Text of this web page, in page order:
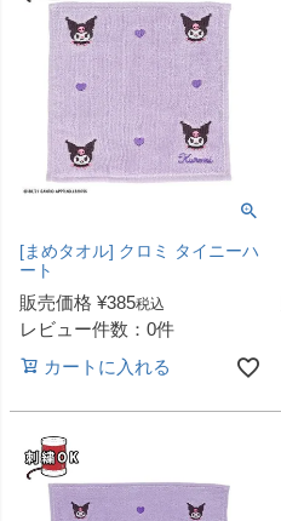
[まめタオル] クロミ タイニーハ
ート
販売価格 ¥385税込
レビュー件数：0件
カートに入れる